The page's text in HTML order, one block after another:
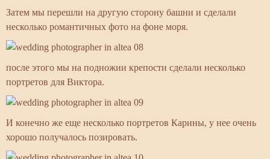
Затем мы перешли на другую сторону башни и сделали
несколько романтичных фото на фоне моря.
после этого мы на подножии крепости сделали несколько
портретов для Виктора.
И конечно же еще несколько портретов Карины, у нее очень
хорошо получалось позировать.